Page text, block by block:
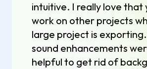
intuitive. I really love that
work on other projects
large project is
sound enhancements
helpful to get rid of